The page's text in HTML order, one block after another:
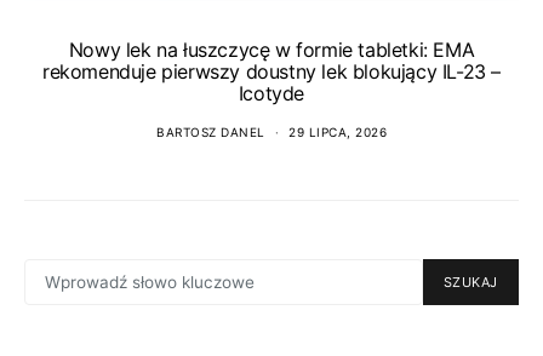
Nowy lek na łuszczycę w formie tabletki: EMA
rekomenduje pierwszy doustny lek blokujący IL-23 –
Icotyde
BARTOSZ DANEL 29 LIPCA, 2026
FOR:
SZUKAJ